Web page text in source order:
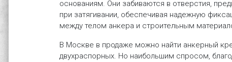
основаниям. Они забиваются в отверстия,
при затягивании, обеспечивая надежную
между телом анкера и строительным
В Москве в продаже можно найти анкерный
двухраспорных. Но наибольшим спросом,